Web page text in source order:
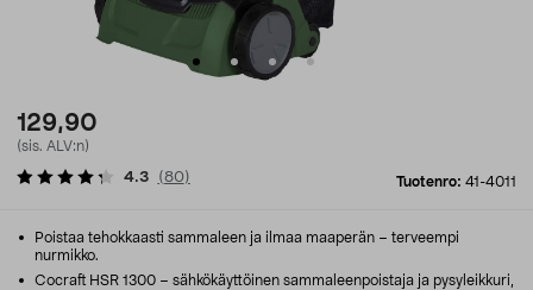
129,90
(sis. ALV:n)
Tuotenro: 41-4011
4.3 (80)
Poistaa tehokkaasti sammaleen ja ilmaa maaperän – terveempi
nurmikko.
Cocraft HSR 1300 – sähkökäyttöinen sammaleenpoistaja ja pysyleikkuri,